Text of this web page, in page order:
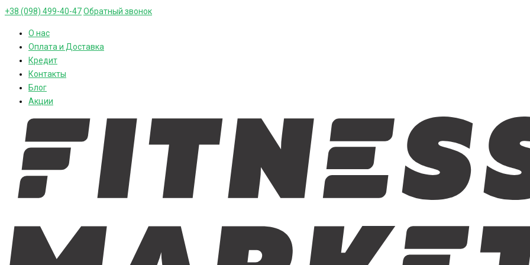
+38 (098) 499-40-47Обратный звонок
О нас
Оплата и Доставка
Кредит
Контакты
Блог
Акции